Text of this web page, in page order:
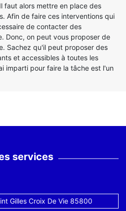
faut alors mettre en place des
Afin de faire ces interventions qui
de contacter des
Donc, on peut vous proposer de
Sachez qu'il peut proposer des
et accessibles à toutes les
imparti pour faire la tâche est l'un
services
Gilles Croix De Vie 85800